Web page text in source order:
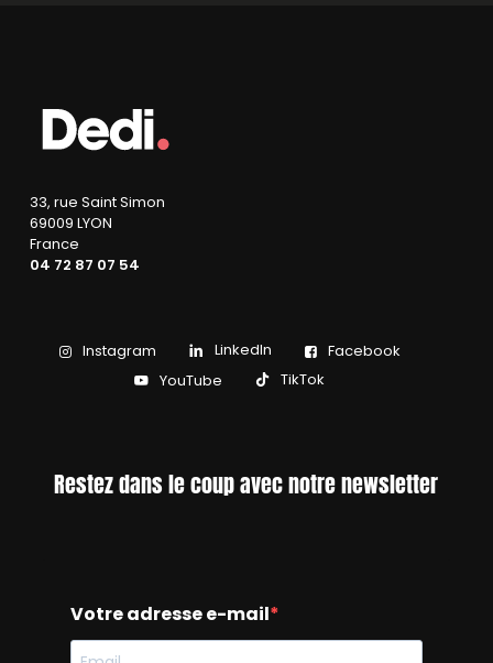
33, rue Saint Simon
69009 LYON
France
04 72 87 07 54
Instagram LinkedIn
Facebook
YouTube
TikTok
Restez dans le coup avec notre newsletter
Votre adresse e-mail